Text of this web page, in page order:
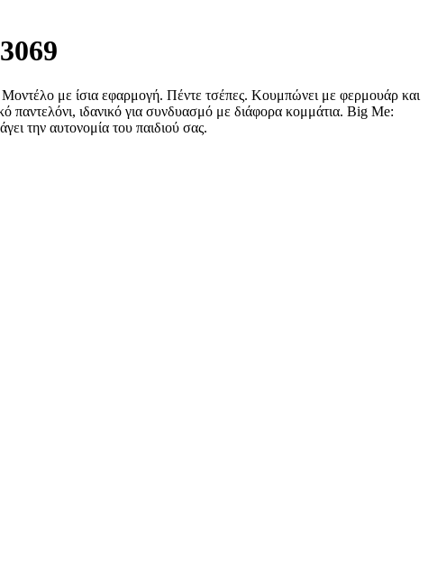
Μοντέλο με ίσια εφαρμογή. Πέντε τσέπες. Κουμπώνει με φερμουάρ και
παντελόνι, ιδανικό για συνδυασμό με διάφορα κομμάτια. Big Me:
την αυτονομία του παιδιού σας.